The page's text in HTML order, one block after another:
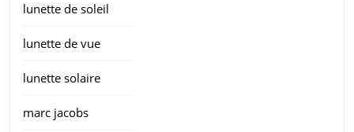
lunette de soleil
lunette de vue
lunette solaire
marc jacobs